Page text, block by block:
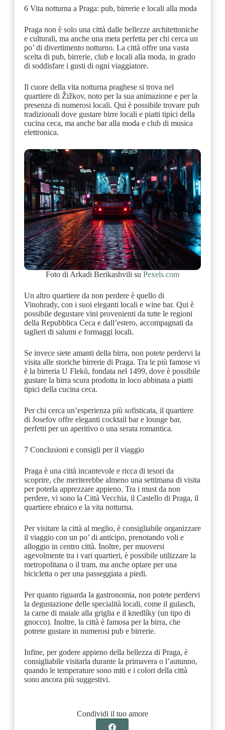
6 Vita notturna a Praga: pub, birrerie e locali alla moda
Praga non è solo una città dalle bellezze architettoniche
e culturali, ma anche una meta perfetta per chi cerca un
po’ di divertimento notturno. La città offre una vasta
scelta di pub, birrerie, club e locali alla moda, in grado
di soddisfare i gusti di ogni viaggiatore.
Il cuore della vita notturna praghese si trova nel
quartiere di Žižkov, noto per la sua animazione e per la
presenza di numerosi locali. Qui è possibile trovare pub
tradizionali dove gustare birre locali e piatti tipici della
cucina ceca, ma anche bar alla moda e club di musica
elettronica.
Foto di Arkadi Berikashvili su Pexels.com
Un altro quartiere da non perdere è quello di
Vinohrady, con i suoi eleganti locali e wine bar. Qui è
possibile degustare vini provenienti da tutte le regioni
della Repubblica Ceca e dall’estero, accompagnati da
taglieri di salumi e formaggi locali.
Se invece siete amanti della birra, non potete perdervi la
visita alle storiche birrerie di Praga. Tra le più famose vi
è la birreria U Fleků, fondata nel 1499, dove è possibile
gustare la birra scura prodotta in loco abbinata a piatti
tipici della cucina ceca.
Per chi cerca un’esperienza più sofisticata, il quartiere
di Josefov offre eleganti cocktail bar e lounge bar,
perfetti per un aperitivo o una serata romantica.
7 Conclusioni e consigli per il viaggio
Praga è una città incantevole e ricca di tesori da
scoprire, che meriterebbe almeno una settimana di visita
per poterla apprezzare appieno. Tra i must da non
perdere, vi sono la Città Vecchia, il Castello di Praga, il
quartiere ebraico e la vita notturna.
Per visitare la città al meglio, è consigliabile organizzare
il viaggio con un po’ di anticipo, prenotando voli e
alloggio in centro città. Inoltre, per muoversi
agevolmente tra i vari quartieri, è possibile utilizzare la
metropolitana o il tram, ma anche optare per una
bicicletta o per una passeggiata a piedi.
Per quanto riguarda la gastronomia, non potete perdervi
la degustazione delle specialità locali, come il gulasch,
la carne di maiale alla griglia e il knedlíky (un tipo di
gnocco). Inoltre, la città è famosa per la birra, che
potrete gustare in numerosi pub e birrerie.
Infine, per godere appieno della bellezza di Praga, è
consigliabile visitarla durante la primavera o l’autunno,
quando le temperature sono miti e i colori della città
sono ancora più suggestivi.
Condividi il tuo amore